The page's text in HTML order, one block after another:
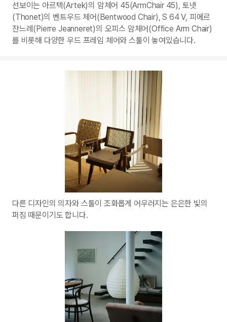
선보이는 아르텍(Artek)의 암체어 45(ArmChair 45), 토넷
(Thonet)의 벤트우드 체어(Bentwood Chair), S 64 V, 피에르
잔느레(Pierre Jeanneret)의 오피스 암체어(Office Arm Chair)
를 비롯해 다양한 우드 프레임 체어와 스툴이 놓여있습니다.
다른 디자인의 의자와 스툴이 조화롭게 어우러지는 은은한 빛의
퍼짐 때문이기도 합니다.